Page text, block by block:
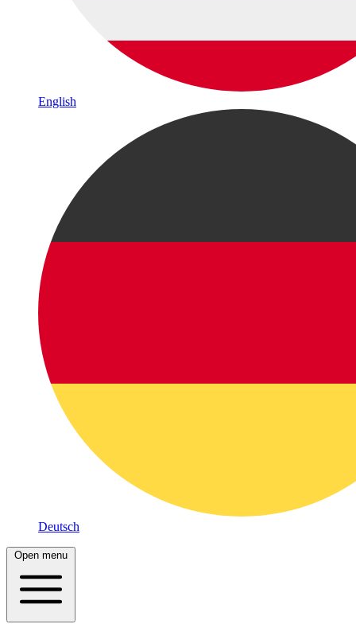
English
Deutsch
Open menu